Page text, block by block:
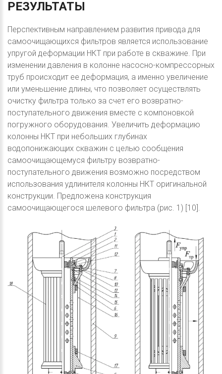
РЕЗУЛЬТАТЫ
Перспективным направлением развития привода для
самоочищающихся фильтров является использование
упругой деформации НКТ при работе в скважине. При
изменении давления в колонне насосно-компрессорных
труб происходит ее деформация, а именно увеличение
или уменьшение длины, что позволяет осуществлять
очистку фильтра только за счет его возвратно-
поступательного движения вместе с компоновкой
погружного оборудования. Увеличить деформацию
колонны НКТ при небольших глубинах
водопонижающих скважин с целью сообщения
самоочищающемуся фильтру возвратно-
поступательного движения возможно посредством
использования удлинителя колонны НКТ оригинальной
конструкции. Предложена конструкция
самоочищающегося шелевого фильтра (рис. 1) [10].